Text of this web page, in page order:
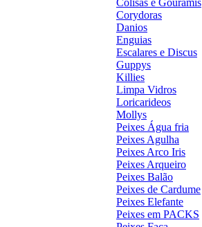
Corydoras
Danios
Enguias
Escalares e Discus
Guppys
Killies
Limpa Vidros
Loricarideos
Mollys
Peixes Água fria
Peixes Agulha
Peixes Arco Iris
Peixes Arqueiro
Peixes Balão
Peixes de Cardume
Peixes Elefante
Peixes em PACKS